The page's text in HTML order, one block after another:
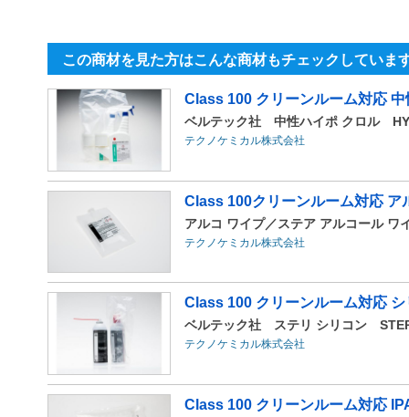
この商材を見た方はこんな商材もチェックしていま
Class 100 クリーンルーム対応
ベルテック社 中性ハイポ クロル
テクノケミカル株式会社
Class 100クリーンルーム対応 ア
アルコ ワイプ／ステア アルコール
テクノケミカル株式会社
Class 100 クリーンルーム対応
ベルテック社 ステリ シリコン
テクノケミカル株式会社
Class 100 クリーンルーム対応